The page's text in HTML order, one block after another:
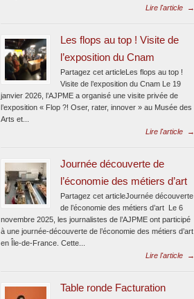
Lire l'article
→
Les flops au top ! Visite de
l’exposition du Cnam
Partagez cet articleLes flops au top !
Visite de l’exposition du Cnam Le 19
janvier 2026, l’AJPME a organisé une visite privée de
l’exposition « Flop ?! Oser, rater, innover » au Musée des
Arts et...
Lire l'article
→
Journée découverte de
l’économie des métiers d’art
Partagez cet articleJournée découverte
de l’économie des métiers d’art Le 6
novembre 2025, les journalistes de l’AJPME ont participé
à une journée-découverte de l’économie des métiers d’art
en Île-de-France. Cette...
Lire l'article
→
Table ronde Facturation